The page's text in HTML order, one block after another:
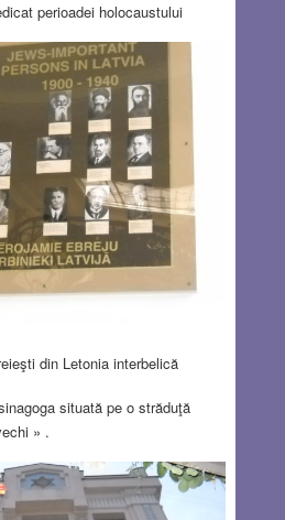
perioadei holocaustului
din Letonia interbelică
situată pe o străduţă
» .